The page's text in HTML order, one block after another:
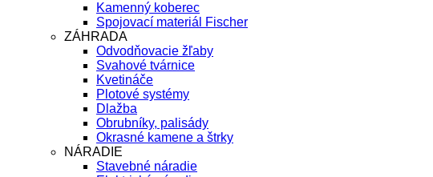
Kamenný koberec
Spojovací materiál Fischer
ZÁHRADA
Odvodňovacie žľaby
Svahové tvárnice
Kvetináče
Plotové systémy
Dlažba
Obrubníky, palisády
Okrasné kamene a štrky
NÁRADIE
Stavebné náradie